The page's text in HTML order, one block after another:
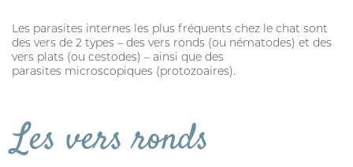
Les parasites internes les plus fréquents chez le chat sont
des vers de 2 types – des vers ronds (ou nématodes) et des
vers plats (ou cestodes) – ainsi que des
parasites microscopiques (protozoaires).
Les vers ronds